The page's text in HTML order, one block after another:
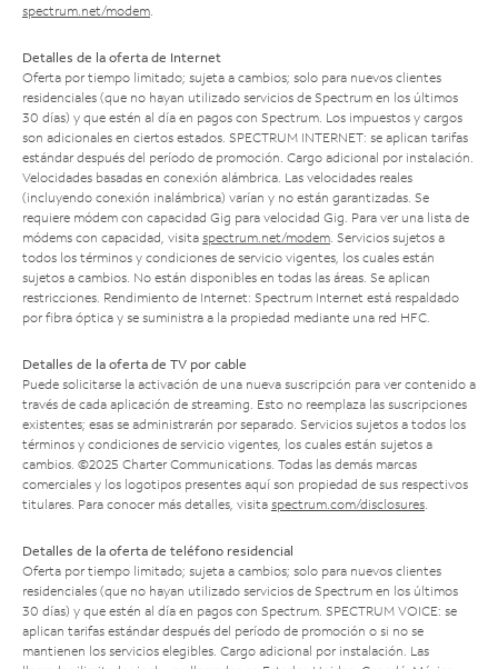
spectrum.net/modem
Detalles de la oferta de Internet
Oferta por tiempo limitado; sujeta a cambios; solo para nuevos clientes
residenciales (que no hayan utilizado servicios de Spectrum en los últimos
30 días) y que estén al día en pagos con Spectrum. Los impuestos y cargos
son adicionales en ciertos estados. SPECTRUM INTERNET: se aplican tarifas
estándar después del período de promoción. Cargo adicional por instalación.
Velocidades basadas en conexión alámbrica. Las velocidades reales
(incluyendo conexión inalámbrica) varían y no están garantizadas. Se
requiere módem con capacidad Gig para velocidad Gig. Para ver una lista de
módems con capacidad, visita spectrum.net/modem . Servicios sujetos a
todos los términos y condiciones de servicio vigentes, los cuales están
sujetos a cambios. No están disponibles en todas las áreas. Se aplican
restricciones. Rendimiento de Internet: Spectrum Internet está respaldado
por fibra óptica y se suministra a la propiedad mediante una red HFC.
Detalles de la oferta de TV por cable
Puede solicitarse la activación de una nueva suscripción para ver contenido a
través de cada aplicación de streaming. Esto no reemplaza las suscripciones
existentes; esas se administrarán por separado. Servicios sujetos a todos los
términos y condiciones de servicio vigentes, los cuales están sujetos a
cambios. ©2025 Charter Communications. Todas las demás marcas
comerciales y los logotipos presentes aquí son propiedad de sus respectivos
titulares. Para conocer más detalles, visita spectrum.com/disclosures
Detalles de la oferta de teléfono residencial
Oferta por tiempo limitado; sujeta a cambios; solo para nuevos clientes
residenciales (que no hayan utilizado servicios de Spectrum en los últimos
30 días) y que estén al día en pagos con Spectrum. SPECTRUM VOICE: se
aplican tarifas estándar después del período de promoción o si no se
mantienen los servicios elegibles. Cargo adicional por instalación. Las